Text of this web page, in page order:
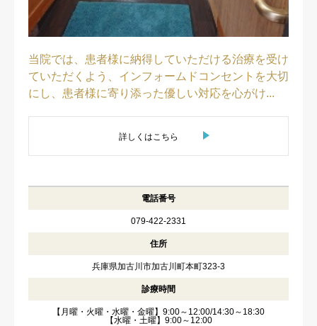
当院では、患者様に納得していただける治療を受け
ていただくよう、インフォームドコンセントを大切
にし、患者様に寄り添った優しい対応を心がけ...
詳しくはこちら
電話番号
079-422-2331
住所
兵庫県加古川市加古川町本町323-3
診療時間
【月曜・火曜・水曜・金曜】9:00～12:00/14:30～18:30
【水曜・土曜】9:00～12:00